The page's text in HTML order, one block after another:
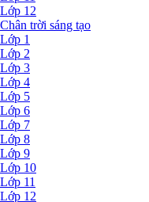
Lớp 12
Chân trời sáng tạo
Lớp 1
Lớp 2
Lớp 3
Lớp 4
Lớp 5
Lớp 6
Lớp 7
Lớp 8
Lớp 9
Lớp 10
Lớp 11
Lớp 12